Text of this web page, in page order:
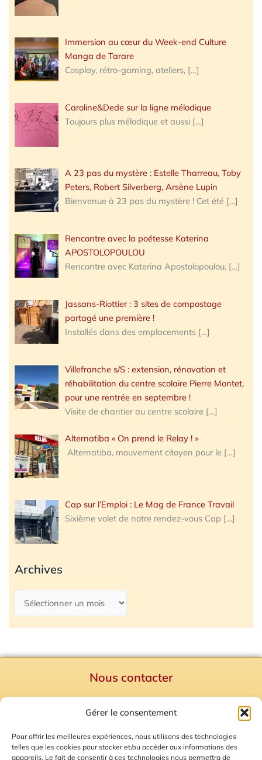
Gérer le consentement
Pour offrir les meilleures expériences, nous utilisons des technologies
telles que les cookies pour stocker et/ou accéder aux informations des
appareils. Le fait de consentir à ces technologies nous permettra de
Immersion au cœur du Week-end Culture
Manga de Tarare
Cosplay, rétro-gaming, ateliers, […]
Caroline&Dede sur la ligne mélodique
Toujours plus mélodique et aussi […]
A 23 pas du mystère : Estelle Tharreau, Toby
Peters, Robert Silverberg, Arsène Lupin
Bienvenue à 23 pas du mystère ! Cet été […]
Rencontre avec la poétesse Katerina
APOSTOLOPOULOU
Rencontre avec Katerina Apostolopoulou, […]
Jassans-Riottier : 3 sites de compostage
partagé une première !
Installés dans des emplacements […]
Villefranche s/S : extension, rénovation et
réhabilitation du centre scolaire Pierre Montet,
pour une rentrée en septembre !
Visite de chantier au centre scolaire […]
Alternatiba « On prend le Relay ! »
Alternatiba, mouvement citoyen pour le […]
Cap sur l’Emploi : Le Mag de France Travail
Sixième volet de notre rendez-vous Cap […]
Archives
Nous contacter
Mentions Légales
Plan du site